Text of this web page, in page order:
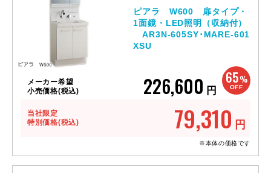
ピアラ W600 扉タイプ・
1面鏡・LED照明（収納付）
AR3N-605SY･MARE-601
XSU
65%
OFF
メーカー希望
小売価格(税込)
226,600 円
当社限定
特別価格(税込)
79,310 円
※本体の価格です